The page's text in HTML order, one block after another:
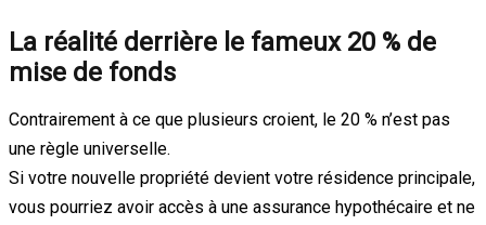
La réalité derrière le fameux 20 % de
mise de fonds
Contrairement à ce que plusieurs croient, le 20 % n’est pas
une règle universelle.
Si votre nouvelle propriété devient votre résidence principale,
vous pourriez avoir accès à une assurance hypothécaire et ne